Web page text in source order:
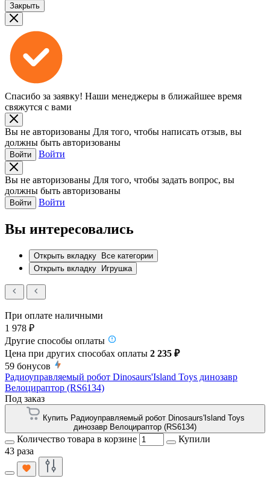
Закрыть
Спасибо за заявку! Наши менеджеры в ближайшее время
свяжутся с вами
Вы не авторизованы Для того, чтобы написать отзыв, вы
должны быть авторизованы
Войти Войти
Вы не авторизованы Для того, чтобы задать вопрос, вы
должны быть авторизованы
Войти Войти
Вы интересовались
Открыть вкладку Все категории
Открыть вкладку Игрушка
При оплате наличными
1 978 ₽
Другие способы оплаты
Цена при других способах оплаты 2 235 ₽
59 бонусов
Радиоуправляемый робот Dinosaurs'Island Toys динозавр
Велоцираптор (RS6134)
Под заказ
Купить Радиоуправляемый робот Dinosaurs'Island Toys
динозавр Велоцираптор (RS6134)
Количество товара в корзине
Купили
43 раза